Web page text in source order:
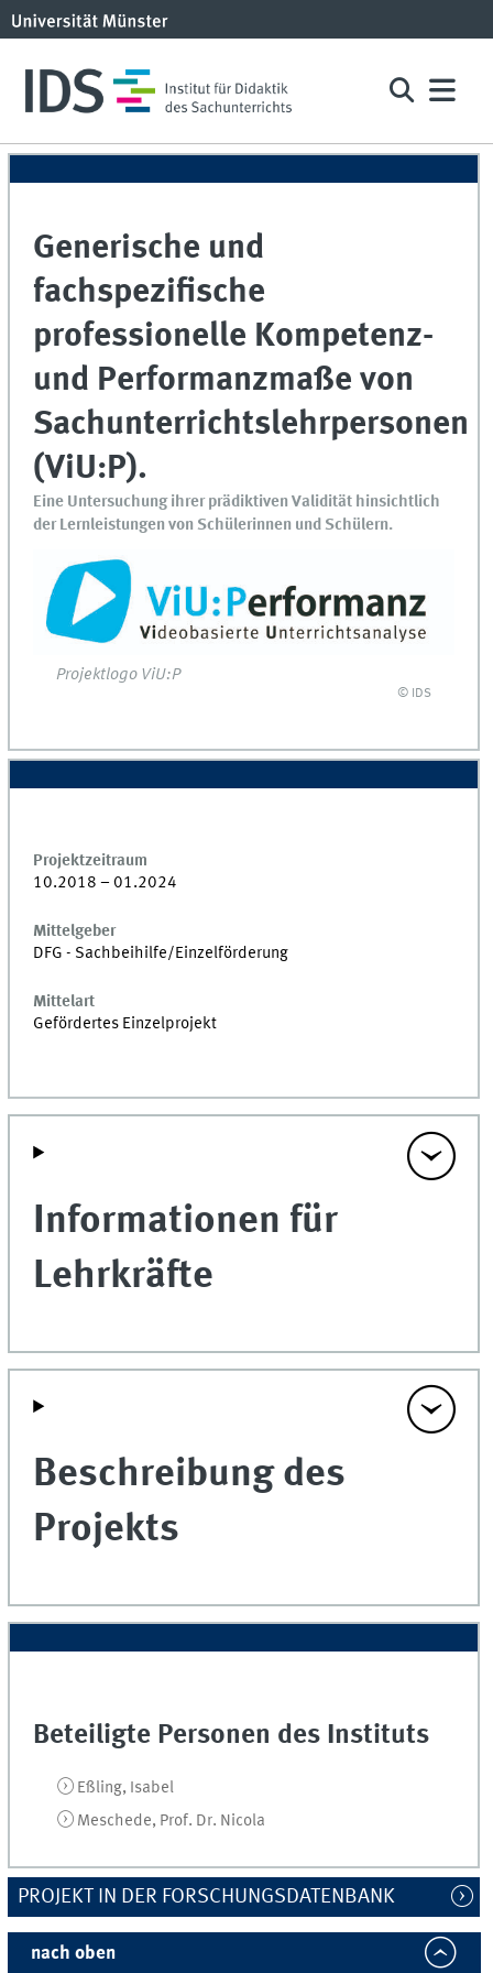
Generische und
fachspezifische
professionelle Kompetenz-
und Performanzmaße von
Sachunterrichtslehrpersonen
(ViU:P).
Eine Untersuchung ihrer prädiktiven Validität hinsichtlich
der Lernleistungen von Schülerinnen und Schülern.
Projektlogo ViU:P
© IDS
Projektzeitraum
10.2018 – 01.2024
Mittelgeber
DFG - Sachbeihilfe/Einzelförderung
Mittelart
Gefördertes Einzelprojekt
Informationen für
Lehrkräfte
Beschreibung des
Projekts
Beteiligte Personen des Instituts
Eßling, Isabel
Meschede, Prof. Dr. Nicola
PROJEKT IN DER FORSCHUNGSDATENBANK
nach oben